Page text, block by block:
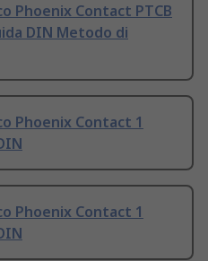
Contact PTCB
DIN Metodo di
Contact 1
Contact 1